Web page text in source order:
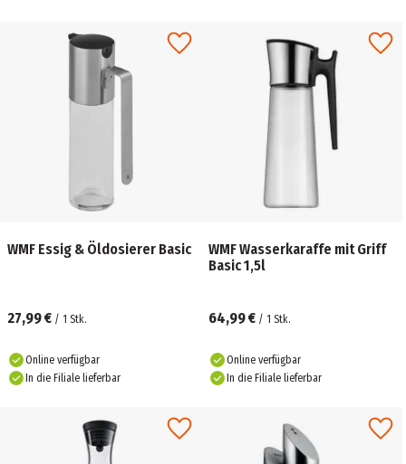
WMF Essig & Öldosierer Basic
27,99 € / 1 Stk.
Online verfügbar
In die Filiale lieferbar
WMF Wasserkaraffe mit Griff
Basic 1,5l
64,99 € / 1 Stk.
Online verfügbar
In die Filiale lieferbar